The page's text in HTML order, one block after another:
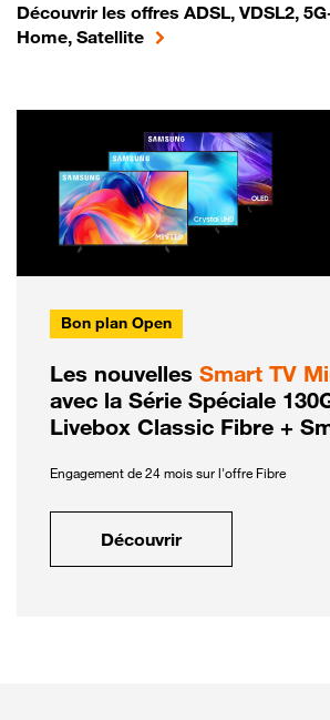
Découvrir les offres ADSL, VDSL2,
Home, Satellite
Bon plan Open
Les nouvelles Smart TV
avec la Série Spéciale
Livebox Classic Fibre +
Engagement de 24 mois sur l'offre Fibre
Découvrir